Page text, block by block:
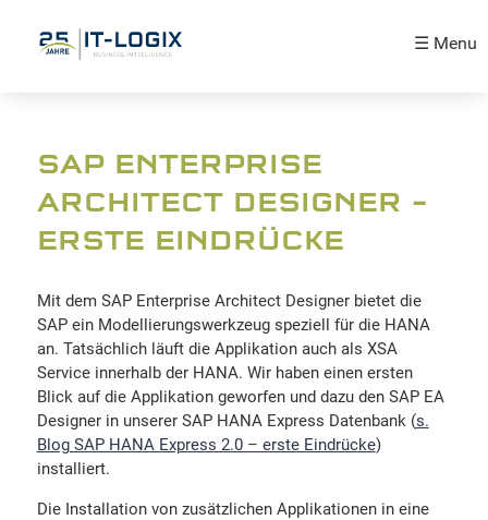
☰ Menu
SAP ENTERPRISE
ARCHITECT DESIGNER –
ERSTE EINDRÜCKE
Mit dem SAP Enterprise Architect Designer bietet die
SAP ein Modellierungswerkzeug speziell für die HANA
an. Tatsächlich läuft die Applikation auch als XSA
Service innerhalb der HANA. Wir haben einen ersten
Blick auf die Applikation geworfen und dazu den SAP EA
Designer in unserer SAP HANA Express Datenbank (s.
Blog SAP HANA Express 2.0 – erste Eindrücke)
installiert.
Die Installation von zusätzlichen Applikationen in eine